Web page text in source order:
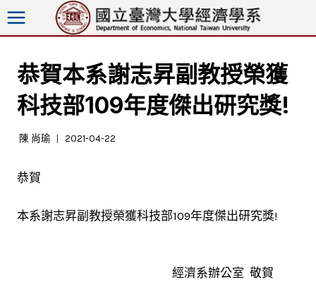
跳
至
恭賀本系謝志昇副教授榮獲
科技部109年度傑出研究獎!
陳 尚瑜 2021-04-22
恭賀
本系謝志昇副教授榮獲科技部109年度傑出研究獎!
經濟系辦公室 敬賀